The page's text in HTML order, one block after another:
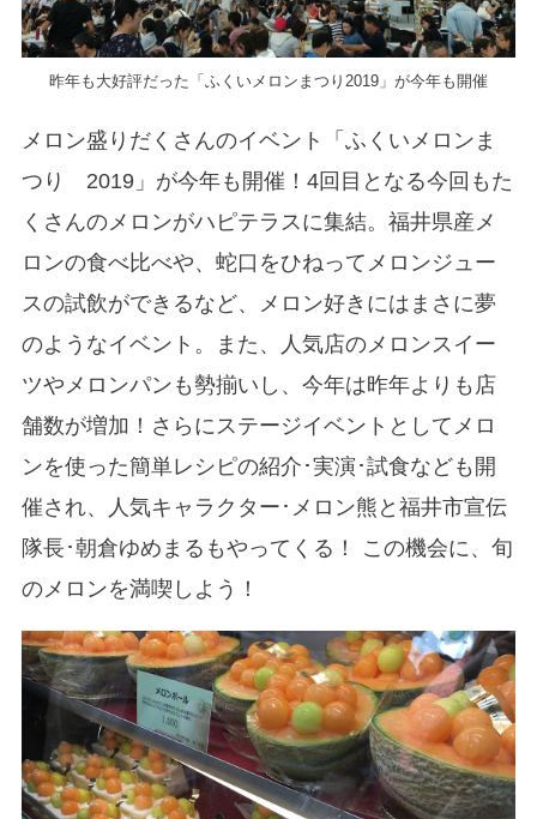
昨年も大好評だった「ふくいメロンまつり2019」が今年も開催
メロン盛りだくさんのイベント「ふくいメロンま
つり 2019」が今年も開催！4回目となる今回もた
くさんのメロンがハピテラスに集結。福井県産メ
ロンの食べ比べや、蛇口をひねってメロンジュー
スの試飲ができるなど、メロン好きにはまさに夢
のようなイベント。また、人気店のメロンスイー
ツやメロンパンも勢揃いし、今年は昨年よりも店
舗数が増加！さらにステージイベントとしてメロ
ンを使った簡単レシピの紹介･実演･試食なども開
催され、人気キャラクター･メロン熊と福井市宣伝
隊長･朝倉ゆめまるもやってくる！ この機会に、旬
のメロンを満喫しよう！